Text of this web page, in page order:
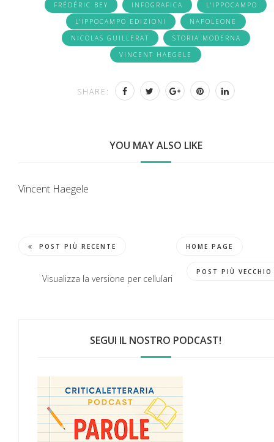
FRÉDÉRIC BEY
INFOGRAFICA
L'IPPOCAMPO
L'IPPOCAMPO EDIZIONI
NAPOLEONE
NICOLAS GUILLERAT
STORIA MODERNA
VINCENT HAEGELE
SHARE:
YOU MAY ALSO LIKE
Vincent Haegele
POST PIÙ RECENTE HOME PAGE
POST PIÙ VECCHIO
Visualizza la versione per cellulari
SEGUI IL NOSTRO PODCAST!